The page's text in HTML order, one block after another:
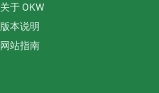
关于 OKW
版本说明
网站指南